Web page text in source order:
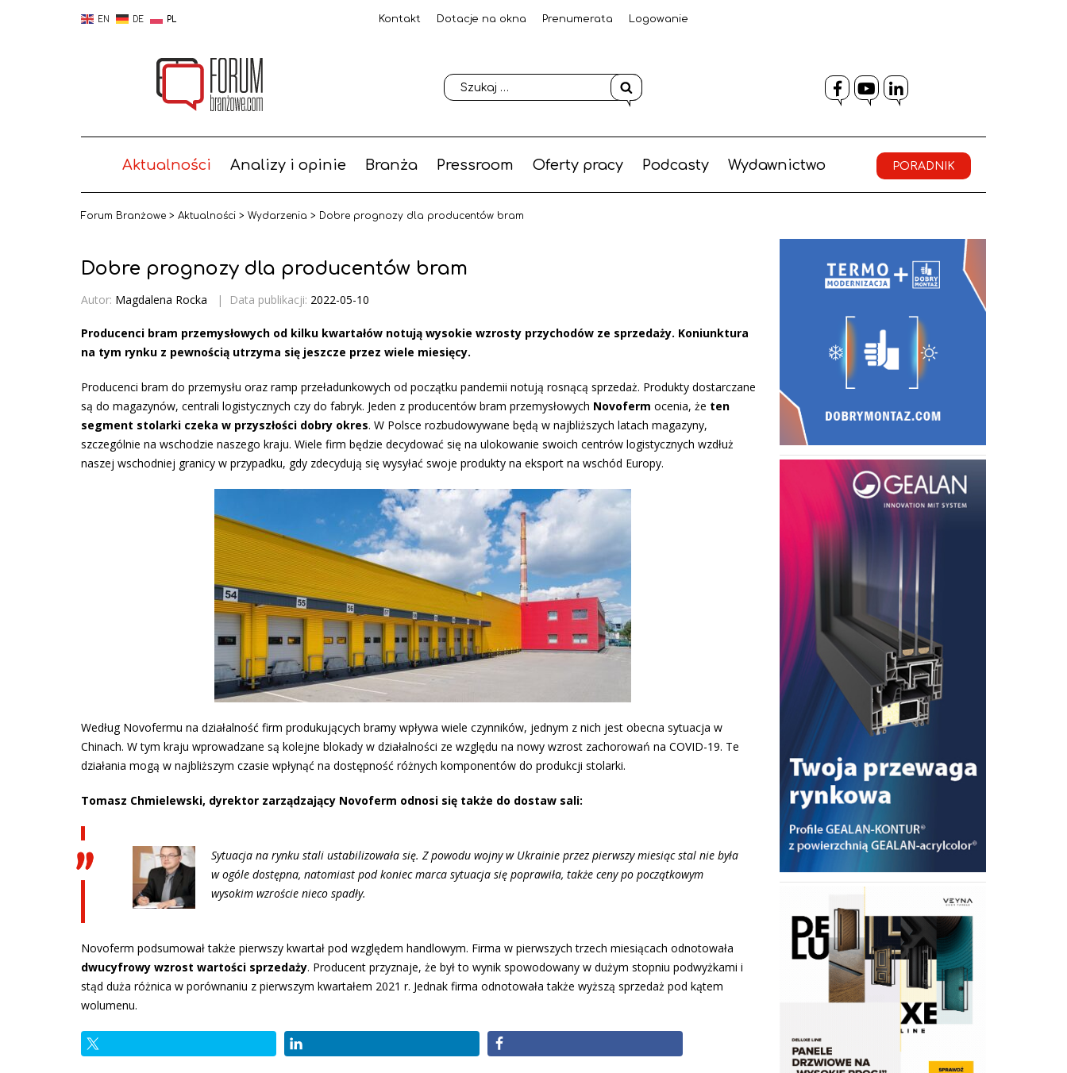
EN DE PL Kontakt Dotacje na okna Prenumerata Logowanie
Facebook
YouTube
LinkedIn
Aktualności Analizy i opinie Branża Pressroom Oferty pracy Podcasty Wydawnictwo PORADNIK
Forum Branżowe > Aktualności > Wydarzenia > Dobre prognozy dla producentów bram
Dobre prognozy dla producentów bram
Autor: Magdalena Rocka | Data publikacji: 2022-05-10
Producenci bram przemysłowych od kilku kwartałów notują wysokie wzrosty przychodów ze sprzedaży. Koniunktura
na tym rynku z pewnością utrzyma się jeszcze przez wiele miesięcy.
Producenci bram do przemysłu oraz ramp przeładunkowych od początku pandemii notują rosnącą sprzedaż. Produkty dostarczane
są do magazynów, centrali logistycznych czy do fabryk. Jeden z producentów bram przemysłowych Novoferm ocenia, że ten
segment stolarki czeka w przyszłości dobry okres. W Polsce rozbudowywane będą w najbliższych latach magazyny,
szczególnie na wschodzie naszego kraju. Wiele firm będzie decydować się na ulokowanie swoich centrów logistycznych wzdłuż
naszej wschodniej granicy w przypadku, gdy zdecydują się wysyłać swoje produkty na eksport na wschód Europy.
Według Novofermu na działalność firm produkujących bramy wpływa wiele czynników, jednym z nich jest obecna sytuacja w
Chinach. W tym kraju wprowadzane są kolejne blokady w działalności ze względu na nowy wzrost zachorowań na COVID-19. Te
działania mogą w najbliższym czasie wpłynąć na dostępność różnych komponentów do produkcji stolarki.
Tomasz Chmielewski, dyrektor zarządzający Novoferm odnosi się także do dostaw sali:
Sytuacja na rynku stali ustabilizowała się. Z powodu wojny w Ukrainie przez pierwszy miesiąc stal nie była
w ogóle dostępna, natomiast pod koniec marca sytuacja się poprawiła, także ceny po początkowym
wysokim wzroście nieco spadły.
Novoferm podsumował także pierwszy kwartał pod względem handlowym. Firma w pierwszych trzech miesiącach odnotowała
dwucyfrowy wzrost wartości sprzedaży. Producent przyznaje, że był to wynik spowodowany w dużym stopniu podwyżkami i
stąd duża różnica w porównaniu z pierwszym kwartałem 2021 r. Jednak firma odnotowała także wyższą sprzedaż pod kątem
wolumenu.